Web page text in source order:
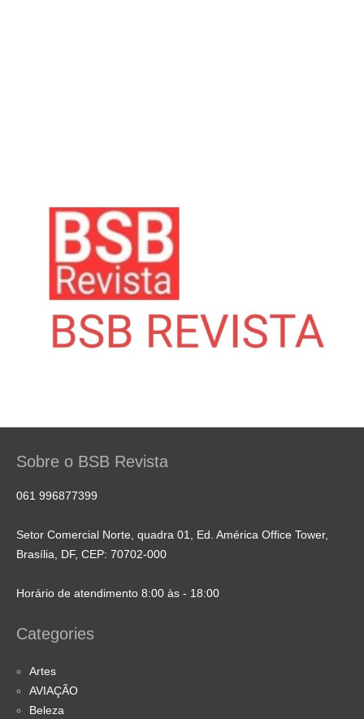
Sobre o BSB Revista
061 996877399
Setor Comercial Norte, quadra 01, Ed. América Office Tower,
Brasília, DF, CEP: 70702-000
Horário de atendimento 8:00 às - 18:00
Categories
Artes
AVIAÇÃO
Beleza